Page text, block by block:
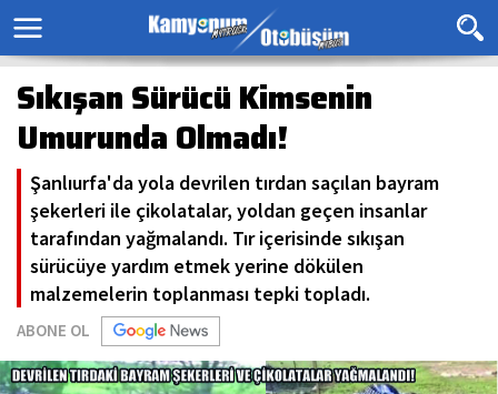
Sıkışan Sürücü Kimsenin
Umurunda Olmadı!
Şanlıurfa'da yola devrilen tırdan saçılan bayram
şekerleri ile çikolatalar, yoldan geçen insanlar
tarafından yağmalandı. Tır içerisinde sıkışan
sürücüye yardım etmek yerine dökülen
malzemelerin toplanması tepki topladı.
ABONE OL